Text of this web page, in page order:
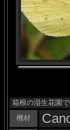
箱根の湿生花園
機材